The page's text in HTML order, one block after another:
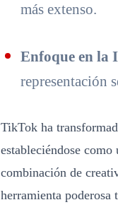
más extenso.
Enfoque en la
representación
TikTok ha
estableciéndose
combinación de
herramienta poderosa